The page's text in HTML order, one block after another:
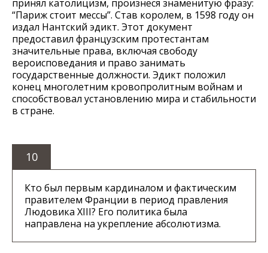
принял католицизм, произнеся знаменитую фразу:
“Париж стоит мессы”. Став королем, в 1598 году он
издал Нантский эдикт. Этот документ
предоставил французским протестантам
значительные права, включая свободу
вероисповедания и право занимать
государственные должности. Эдикт положил
конец многолетним кровопролитным войнам и
способствовал установлению мира и стабильности
в стране.
10
Кто был первым кардиналом и фактическим
правителем Франции в период правления
Людовика XIII? Его политика была
направлена на укрепление абсолютизма.